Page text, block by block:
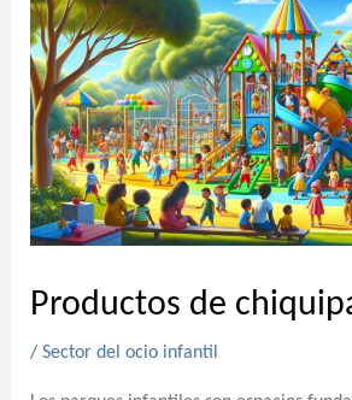
Productos de
/ Sector del ocio infantil